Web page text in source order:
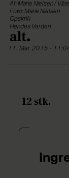
Af: Marie Nielsen /
Foto: Marie Nielsen
Opskrift
Hendes Verden
11. Mar 2015 -
12 stk.